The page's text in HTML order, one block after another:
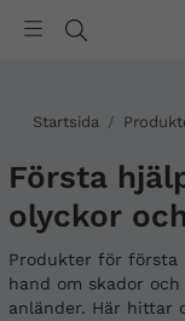
Startsida /
Första
olyckor
Produkter för första
hand om skador
anländer. Här hittar